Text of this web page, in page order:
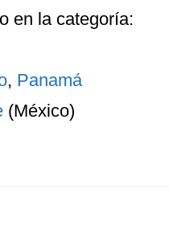
en la categoría:
, Panamá
(México)